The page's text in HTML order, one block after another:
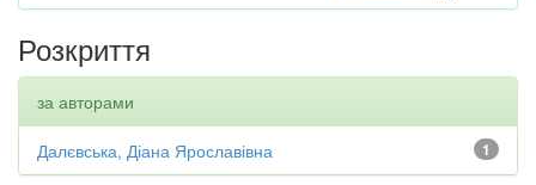
Розкриття
за авторами
1
Далєвська, Діана Ярославівна